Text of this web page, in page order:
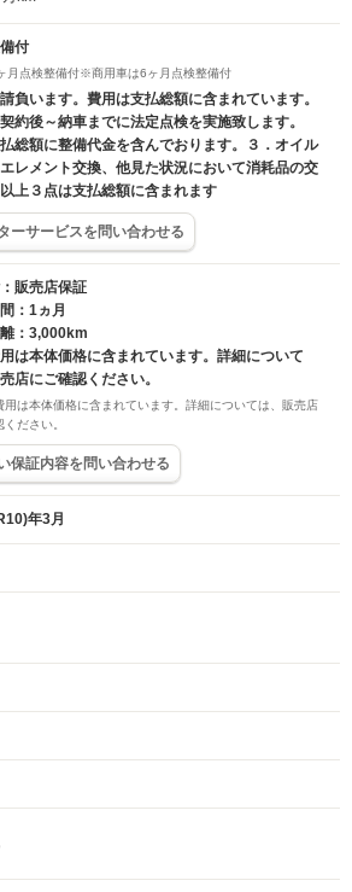
付
月点検整備付※商用車は6ヶ月点検整備付
負います。費用は支払総額に含まれています。
約後～納車までに法定点検を実施致します。
総額に整備代金を含んでおります。３．オイル
レメント交換、他見た状況において消耗品の交
上３点は支払総額に含まれます
ーサービスを問い合わせる
販売店保証
：1ヵ月
：3,000km
は本体価格に含まれています。詳細について
店にご確認ください。
は本体価格に含まれています。詳細については、販売店
ださい。
保証内容を問い合わせる
年3月